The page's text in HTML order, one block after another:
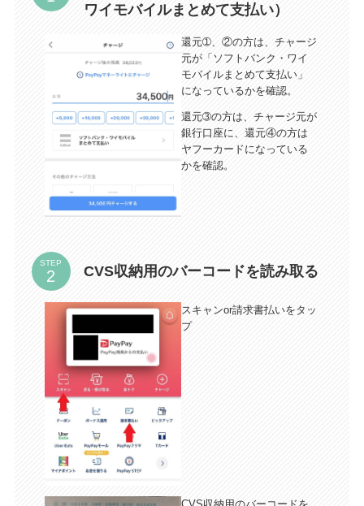
ワイモバイルまとめて支払い）
還元➀、②の方は、チャージ
元が「ソフトバンク・ワイ
モバイルまとめて支払い」
になっているかを確認。
還元➂の方は、チャージ元が
銀行口座に、還元④の方は
ヤフーカードになっている
かを確認。
STEP
CVS収納用のバーコードを読み取る
スキャンor請求書払いをタッ
プ